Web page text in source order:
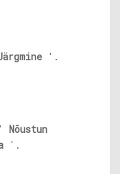
'.
Nõustun
'.